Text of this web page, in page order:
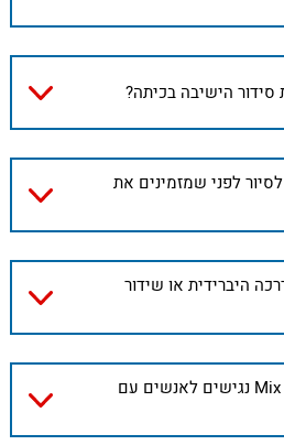
סידור הישיבה בכיתה?
לפני שמזמינים את
היברידית או שידור
האם מתחמי Mix Zone נגישים לאנשים עם